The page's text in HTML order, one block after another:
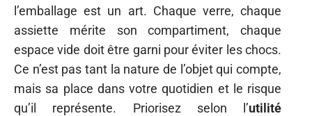
l’emballage est un art. Chaque verre, chaque
assiette mérite son compartiment, chaque
espace vide doit être garni pour éviter les chocs.
Ce n’est pas tant la nature de l’objet qui compte,
mais sa place dans votre quotidien et le risque
qu’il représente. Priorisez selon l’utilité